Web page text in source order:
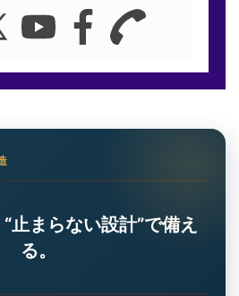
止まらない設計”で備え
る。